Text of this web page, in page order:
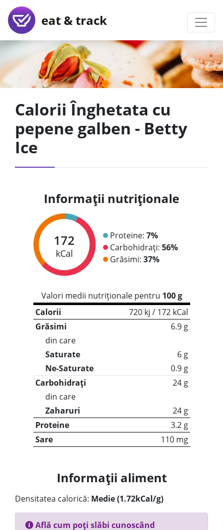
eat & track
Calorii Înghetata cu
pepene galben - Betty
Ice
Informații nutriționale
172
kCal
Proteine: 7%
Carbohidrați: 56%
Grăsimi: 37%
Valori medii nutriționale pentru 100 g
Calorii
720 kj / 172 kCal
Grăsimi
6.9 g
din care
Saturate
6 g
Ne-Saturate
0.9 g
Carbohidrați
24 g
din care
Zaharuri
24 g
Proteine
3.2 g
Sare
110 mg
Informații aliment
Densitatea calorică: Medie (1.72kCal/g)
Află cum poți slăbi cunoscând